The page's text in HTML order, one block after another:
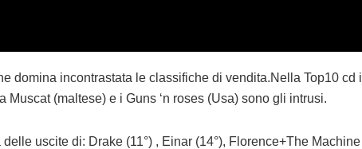
domina incontrastata le classifiche di vendita.Nella Top10 cd i
(maltese) e i Guns ‘n roses (Usa) sono gli intrusi.
uscite di: Drake (11°) , Einar (14°), Florence+The Machine